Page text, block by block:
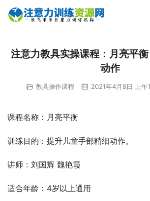
注意力教具实操课程：月亮平
动作
教具操作课程 2021年4月8日 上午
课程名称：月亮平衡
训练目的：提升儿童手部精细动作。
讲师：刘国辉 魏艳霞
适合年龄：4岁以上通用